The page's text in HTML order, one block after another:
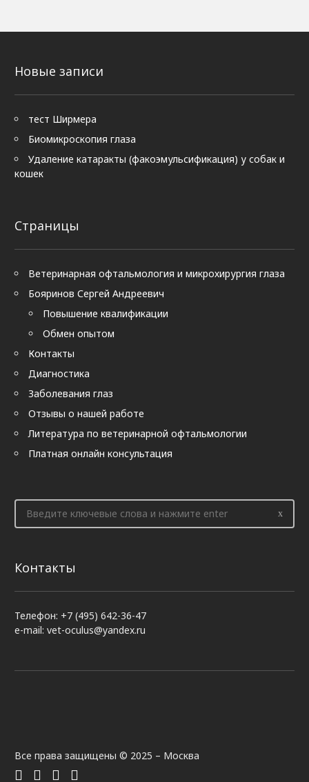
Новые записи
тест Ширмера
Биомикроскопия глаза
Удаление катаракты (факоэмульсификация) у собак и
кошек
Страницы
Ветеринарная офтальмология и микрохирургия глаза
Бояринов Сергей Андреевич
Повышение квалификации
Обмен опытом
Контакты
Диагностика
Заболевания глаз
Отзывы о нашей работе
Литература по ветеринарной офтальмологии
Платная онлайн консультация
Контакты
Телефон: +7 (495) 642-36-47
e-mail: vet-oculus@yandex.ru
Все права защищены © 2025 – Москва